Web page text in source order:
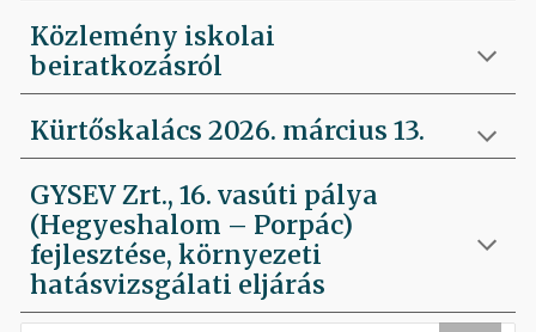
Közlemény iskolai
beiratkozásról
Kürtőskalács 2026. március 13.
GYSEV Zrt., 16. vasúti pálya
(Hegyeshalom – Porpác)
fejlesztése, környezeti
hatásvizsgálati eljárás